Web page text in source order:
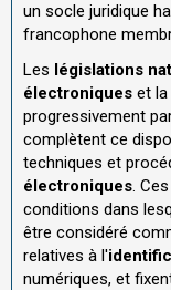
un socle juridique
francophone
Les législations
électroniques et la
progressivement
complètent ce
techniques et
électroniques.
conditions dans
être considéré
relatives à l'
numériques, et